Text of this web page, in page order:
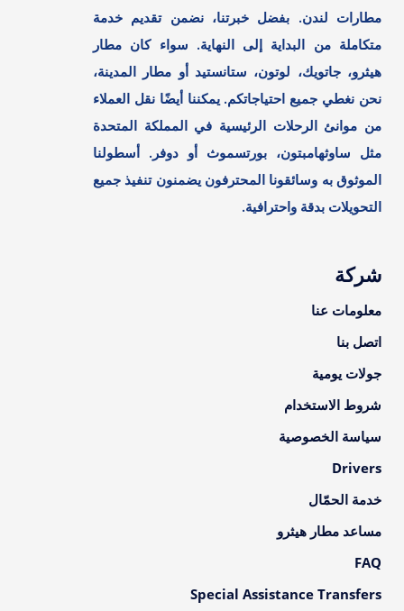
مطارات لندن. بفضل خبرتنا، نضمن تقديم خدمة
متكاملة من البداية إلى النهاية. سواء كان مطار
هيثرو، جاتويك، لوتون، ستانستيد أو مطار المدينة،
نحن نغطي جميع احتياجاتكم. يمكننا أيضًا نقل العملاء
من موانئ الرحلات الرئيسية في المملكة المتحدة
مثل ساوثهامبتون، بورتسموث أو دوفر. أسطولنا
الموثوق به وسائقونا المحترفون يضمنون تنفيذ جميع
التحويلات بدقة واحترافية.
شركة
معلومات عنا
اتصل بنا
جولات يومية
شروط الاستخدام
سياسة الخصوصية
Drivers
خدمة الحمّال
مساعد مطار هيثرو
FAQ
Special Assistance Transfers